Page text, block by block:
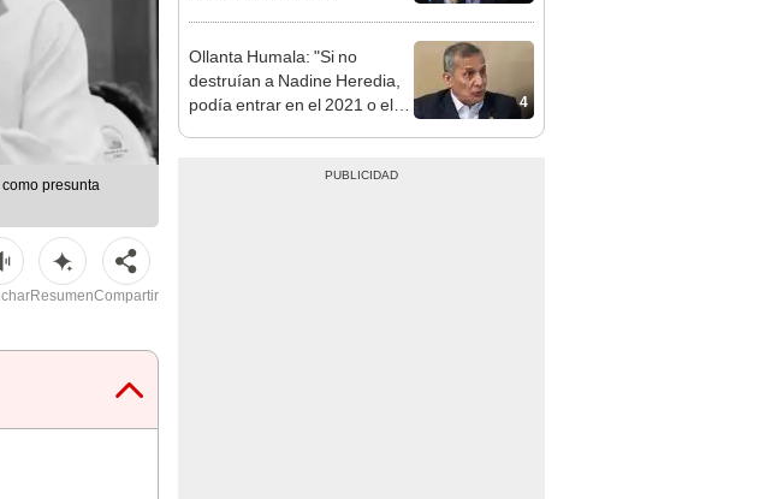
presunta
ResumenCompartir
4
Ollanta Humala: "Si no
destruían a Nadine Heredia,
podía entrar en el 2021 o el